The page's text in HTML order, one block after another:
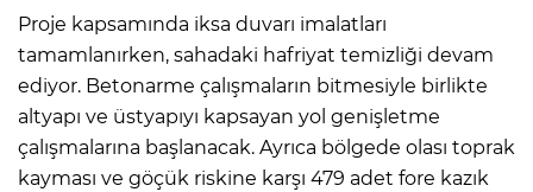
Proje kapsamında iksa duvarı imalatları
tamamlanırken, sahadaki hafriyat temizliği devam
ediyor. Betonarme çalışmaların bitmesiyle birlikte
altyapı ve üstyapıyı kapsayan yol genişletme
çalışmalarına başlanacak. Ayrıca bölgede olası toprak
kayması ve göçük riskine karşı 479 adet fore kazık